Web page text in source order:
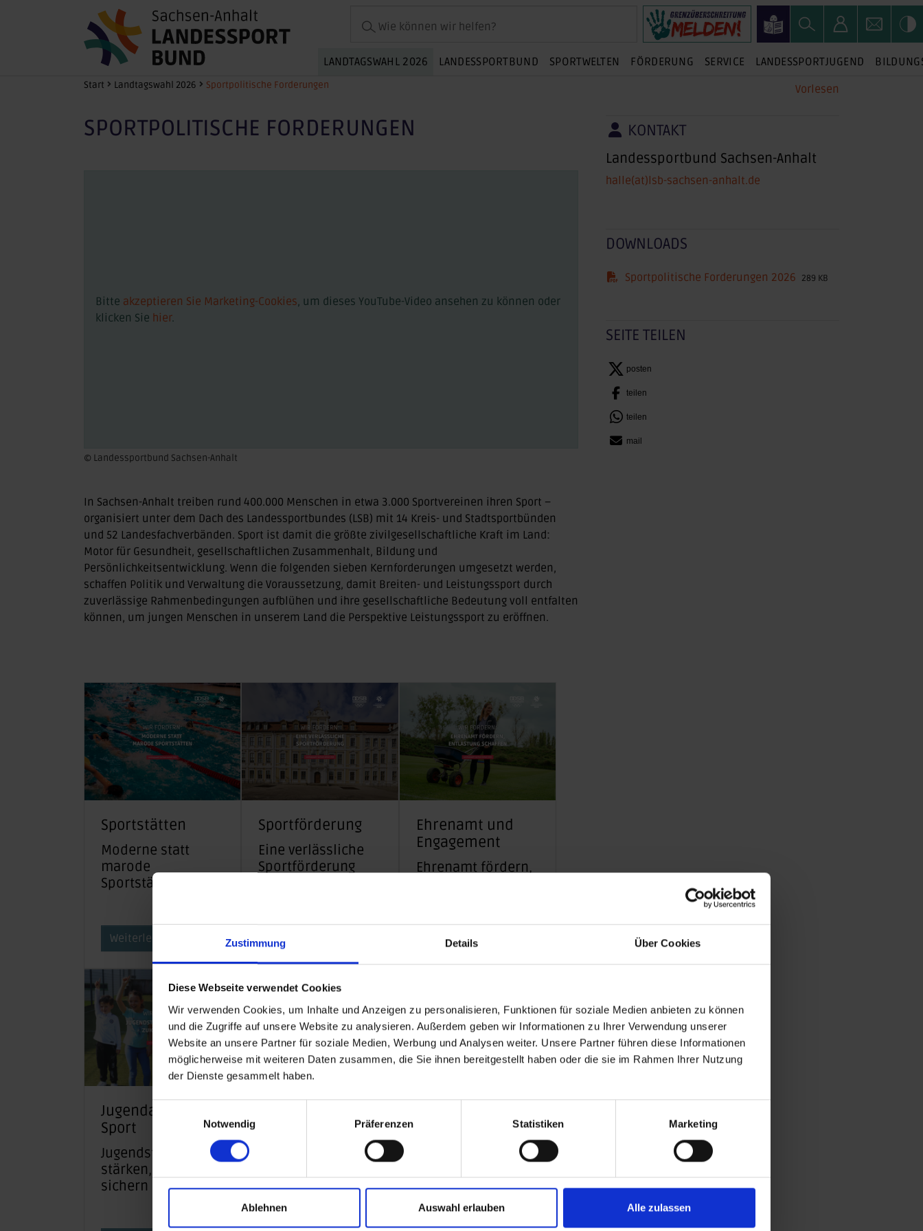
Zustimmung Details Über Cookies
Diese Webseite verwendet Cookies
Wir verwenden Cookies, um Inhalte und Anzeigen zu personalisieren, Funktionen für soziale Medien anbieten zu können
und die Zugriffe auf unsere Website zu analysieren. Außerdem geben wir Informationen zu Ihrer Verwendung unserer
Website an unsere Partner für soziale Medien, Werbung und Analysen weiter. Unsere Partner führen diese Informationen
möglicherweise mit weiteren Daten zusammen, die Sie ihnen bereitgestellt haben oder die sie im Rahmen Ihrer Nutzung
der Dienste gesammelt haben.
Einwilligungsauswahl
Notwendig
Präferenzen Statistiken Marketing
Ablehnen Auswahl erlauben Alle zulassen
Zum Hauptinhalt springen
Wie können wir helfen?
LANDTAGSWAHL 2026 LANDESSPORTBUND SPORTWELTEN FÖRDERUNG SERVICE LANDESSPORTJUGEND
Vorlesen
Sie sind hier:
Start Landtagswahl 2026 Sportpolitische Forderungen
SPORTPOLITISCHE FORDERUNGEN
Bitte akzeptieren Sie Marketing-Cookies, um dieses YouTube-Video ansehen zu können oder
klicken Sie hier.
© Landessportbund Sachsen-Anhalt
In Sachsen-Anhalt treiben rund 400.000 Menschen in etwa 3.000 Sportvereinen ihren Sport –
organisiert unter dem Dach des Landessportbundes (LSB) mit 14 Kreis- und Stadtsportbünden
und 52 Landesfachverbänden. Sport ist damit die größte zivilgesellschaftliche Kraft im Land:
Motor für Gesundheit, gesellschaftlichen Zusammenhalt, Bildung und
Persönlichkeitsentwicklung. Wenn die folgenden sieben Kernforderungen umgesetzt werden,
schaffen Politik und Verwaltung die Voraussetzung, damit Breiten- und Leistungssport durch
zuverlässige Rahmenbedingungen aufblühen und ihre gesellschaftliche Bedeutung voll entfalten
können, um jungen Menschen in unserem Land die Perspektive Leistungssport zu eröffnen.
Sportstätten
Moderne statt
marode
Sportstätten
Weiterlesen
Sportförderung
Eine verlässliche
Sportförderung
Weiterlesen
Ehrenamt und
Engagement
Ehrenamt fördern,
Weiterlesen
Jugendarbeit im
Sport
Jugendstrukturen
stärken, Zukunft
sichern
gesellschaftlichen
Zusammenhalt
Talentförderung
Weltspitze
anstreben
KONTAKT
Landessportbund Sachsen-Anhalt
halle(at)lsb-sachsen-anhalt.de
DOWNLOADS
Sportpolitische Forderungen 2026 289 KB
SEITE TEILEN
posten
teilen
teilen
mail